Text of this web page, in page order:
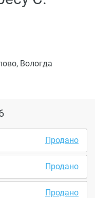
Вологда
Продано
Продано
Продано